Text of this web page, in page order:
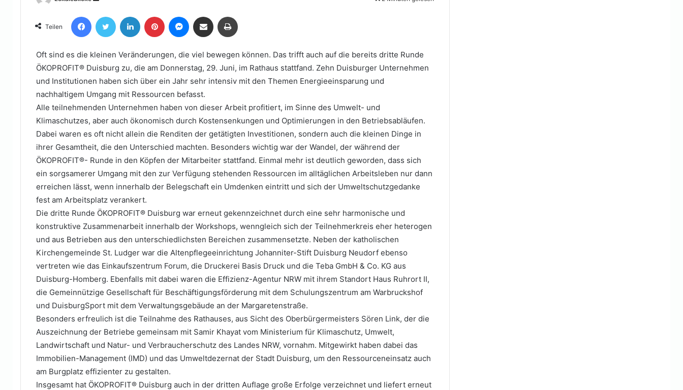
eine
E-
Teilen
FacebookTwitter LinkedIn Pinterest Messenger
Teile per E-Mail
Oft sind es die kleinen Veränderungen, die viel bewegen können. Das trifft auch auf die bereits dritte Runde
ÖKOPROFIT® Duisburg zu, die am Donnerstag, 29. Juni, im Rathaus stattfand. Zehn Duisburger Unternehmen
und Institutionen haben sich über ein Jahr sehr intensiv mit den Themen Energieeinsparung und
nachhaltigem Umgang mit Ressourcen befasst.
Alle teilnehmenden Unternehmen haben von dieser Arbeit profitiert, im Sinne des Umwelt- und
Klimaschutzes, aber auch ökonomisch durch Kostensenkungen und Optimierungen in den Betriebsabläufen.
Dabei waren es oft nicht allein die Renditen der getätigten Investitionen, sondern auch die kleinen Dinge in
ihrer Gesamtheit, die den Unterschied machten. Besonders wichtig war der Wandel, der während der
ÖKOPROFIT®- Runde in den Köpfen der Mitarbeiter stattfand. Einmal mehr ist deutlich geworden, dass sich
ein sorgsamerer Umgang mit den zur Verfügung stehenden Ressourcen im alltäglichen Arbeitsleben nur dann
erreichen lässt, wenn innerhalb der Belegschaft ein Umdenken eintritt und sich der Umweltschutzgedanke
fest am Arbeitsplatz verankert.
Die dritte Runde ÖKOPROFIT® Duisburg war erneut gekennzeichnet durch eine sehr harmonische und
konstruktive Zusammenarbeit innerhalb der Workshops, wenngleich sich der Teilnehmerkreis eher heterogen
und aus Betrieben aus den unterschiedlichsten Bereichen zusammensetzte. Neben der katholischen
Kirchengemeinde St. Ludger war die Altenpflegeeinrichtung Johanniter-Stift Duisburg Neudorf ebenso
vertreten wie das Einkaufszentrum Forum, die Druckerei Basis Druck und die Teba GmbH & Co. KG aus
Duisburg-Homberg. Ebenfalls mit dabei waren die Effizienz-Agentur NRW mit ihrem Standort Haus Ruhrort II,
die Gemeinnützige Gesellschaft für Beschäftigungsförderung mit dem Schulungszentrum am Warbruckshof
und DuisburgSport mit dem Verwaltungsgebäude an der Margaretenstraße.
Besonders erfreulich ist die Teilnahme des Rathauses, aus Sicht des Oberbürgermeisters Sören Link, der die
Auszeichnung der Betriebe gemeinsam mit Samir Khayat vom Ministerium für Klimaschutz, Umwelt,
Landwirtschaft und Natur- und Verbraucherschutz des Landes NRW, vornahm. Mitgewirkt haben dabei das
Immobilien-Management (IMD) und das Umweltdezernat der Stadt Duisburg, um den Ressourceneinsatz auch
am Burgplatz effizienter zu gestalten.
Insgesamt hat ÖKOPROFIT® Duisburg auch in der dritten Auflage große Erfolge verzeichnet und liefert erneut